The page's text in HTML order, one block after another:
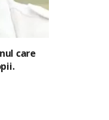
care